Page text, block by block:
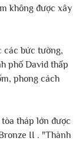
không được xây
các bức tường,
phố David thấp
phong cách
tháp lớn được
II . "Thành